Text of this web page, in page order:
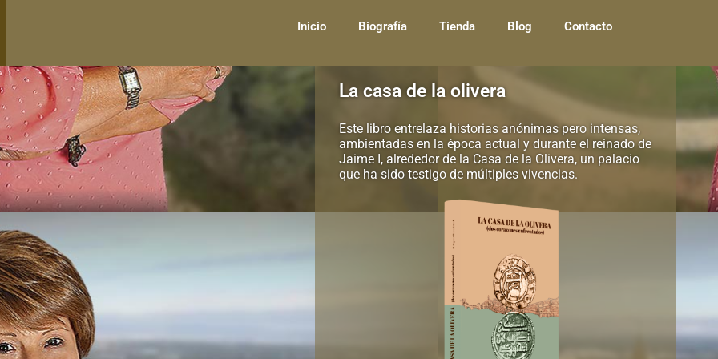
Inicio Biografía Tienda Blog Contacto
La casa de la olivera
Este libro entrelaza historias anónimas pero intensas,
ambientadas en la época actual y durante el reinado de
Jaime I, alrededor de la Casa de la Olivera, un palacio
que ha sido testigo de múltiples vivencias.